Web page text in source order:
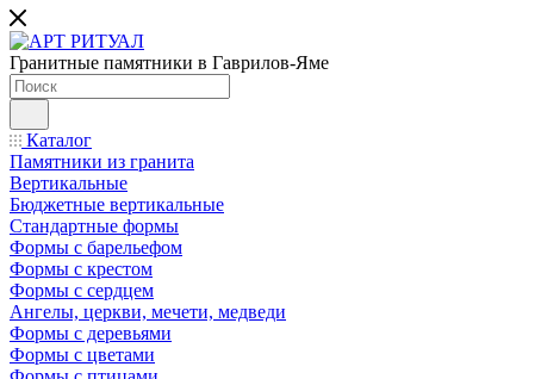
Гранитные памятники в Гаврилов-Яме
Каталог
Памятники из гранита
Вертикальные
Бюджетные вертикальные
Стандартные формы
Формы с барельефом
Формы с крестом
Формы с сердцем
Ангелы, церкви, мечети, медведи
Формы с деревьями
Формы с цветами